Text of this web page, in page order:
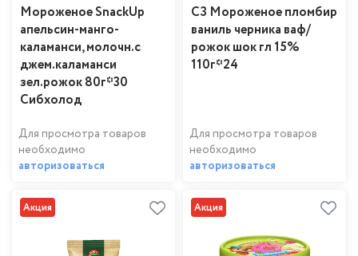
Мороженое SnackUp
апельсин-манго-
каламанси, молочн.с
джем.каламанси
зел.рожок 80г*30
Сибхолод
Для просмотра товаров
необходимо
авторизоваться
СЗ Мороженое пломбир
ваниль черника ваф/
рожок шок гл 15%
110г*24
Для просмотра товаров
необходимо
авторизоваться
Акция Акция